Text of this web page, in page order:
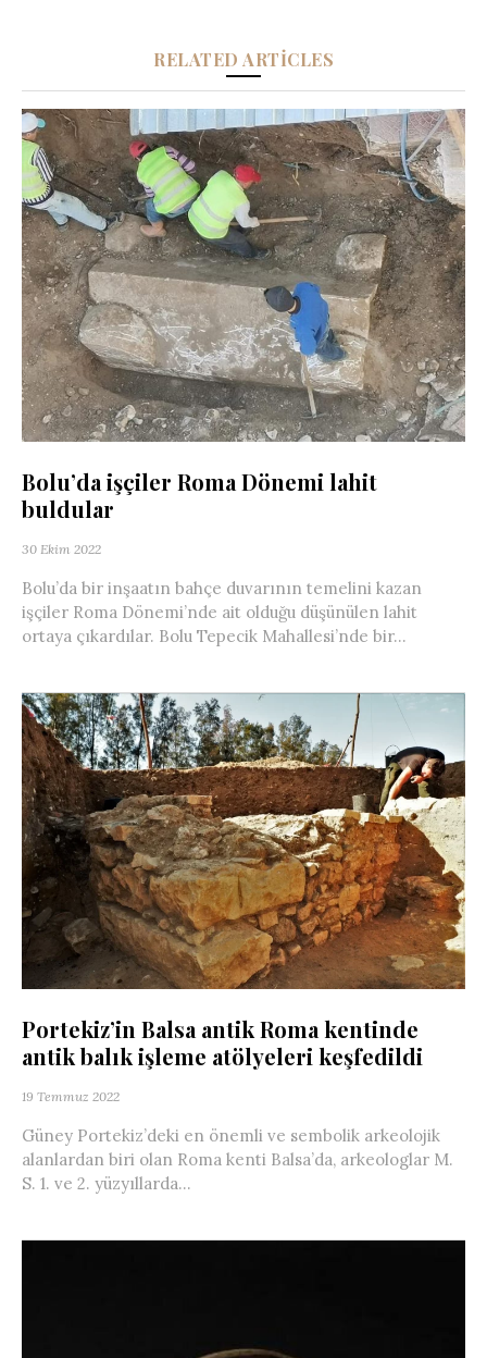
RELATED ARTICLES
Bolu’da işçiler Roma Dönemi lahit
buldular
30 Ekim 2022
Bolu’da bir inşaatın bahçe duvarının temelini kazan
işçiler Roma Dönemi’nde ait olduğu düşünülen lahit
ortaya çıkardılar. Bolu Tepecik Mahallesi’nde bir...
Portekiz’in Balsa antik Roma kentinde
antik balık işleme atölyeleri keşfedildi
19 Temmuz 2022
Güney Portekiz’deki en önemli ve sembolik arkeolojik
alanlardan biri olan Roma kenti Balsa’da, arkeologlar M.
S. 1. ve 2. yüzyıllarda...